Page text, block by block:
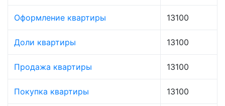
Оформление квартиры 13100
Доли квартиры 13100
Продажа квартиры 13100
Покупка квартиры 13100